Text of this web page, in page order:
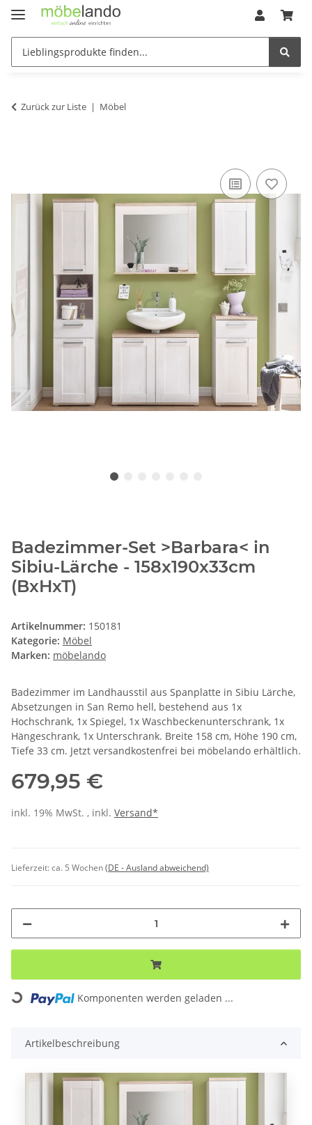
Zurück zur Liste Möbel
Badezimmer-Set >Barbara< in
Sibiu-Lärche - 158x190x33cm
(BxHxT)
Artikelnummer: 150181
Kategorie: Möbel
Marken: möbelando
Badezimmer im Landhausstil aus Spanplatte in Sibiu Lärche,
Absetzungen in San Remo hell, bestehend aus 1x
Hochschrank, 1x Spiegel, 1x Waschbeckenunterschrank, 1x
Hängeschrank, 1x Unterschrank. Breite 158 cm, Höhe 190 cm,
Tiefe 33 cm. Jetzt versandkostenfrei bei möbelando erhältlich.
679,95 €
inkl. 19% MwSt. , inkl. Versand*
Lieferzeit:ca. 5 Wochen(DE - Ausland abweichend)
Loading... Komponenten werden geladen ...
Artikelbeschreibung